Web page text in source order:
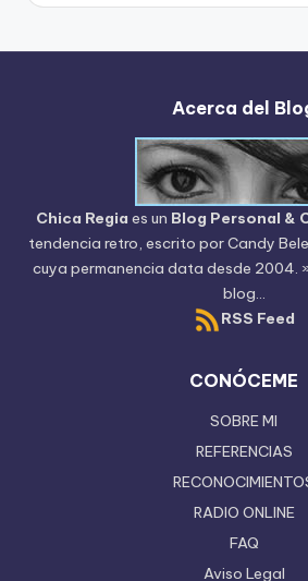
Blog
Acerca del
Chica Regia es un Blog Personal &
tendencia retro, escrito porCandy
cuya permanencia data desde 2004.
blog...
RSS Feed
CONÓCEME
SOBRE MI
REFERENCIAS
RADIO ONLINE
FAQ
Aviso Legal